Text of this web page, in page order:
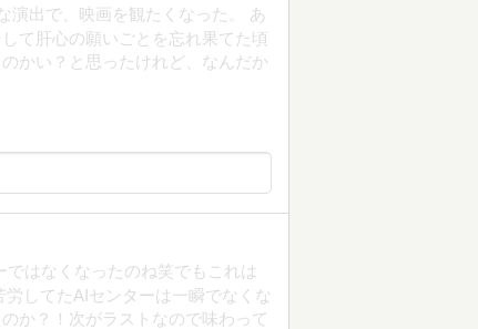
演出で、映画を観たくなった。 あ
て肝心の願いごとを忘れ果てた頃
かい？と思ったけれど、なんだか
はなくなったのね笑でもこれは
してたAIセンターは一瞬でなくな
か？！次がラストなので味わって